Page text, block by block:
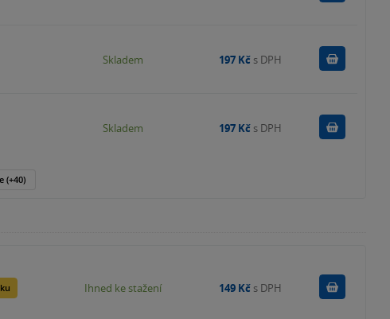
Skladem 197 Kč s DPH
Skladem 197 Kč s DPH
(+40)
Ihned ke stažení 149 Kč s DPH Koupit